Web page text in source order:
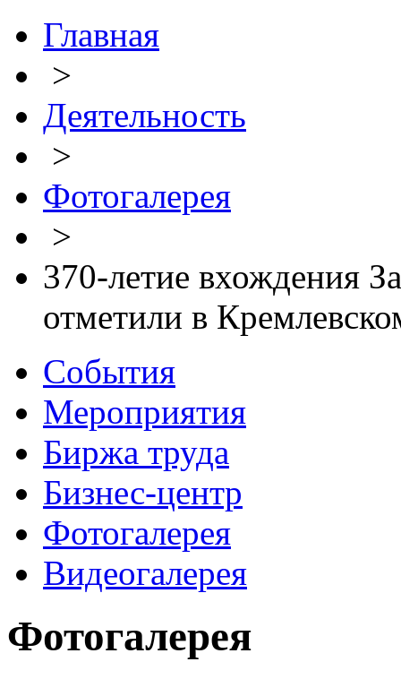
Главная
>
Деятельность
>
Фотогалерея
>
370-летие вхождения
отметили в
События
Мероприятия
Биржа труда
Бизнес-центр
Фотогалерея
Видеогалерея
Фотогалерея